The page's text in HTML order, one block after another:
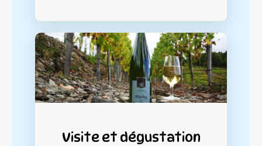
Visite et dégustation